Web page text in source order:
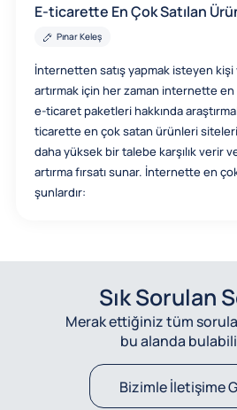
E-ticarette En Çok Satılan
Pınar Keleş
İnternetten satış yapmak isteyen kişi
artırmak için her zaman internette
e-ticaret paketleri hakkında
ticarette en çok satan ürünleri
daha yüksek bir talebe karşılık verir
artırma fırsatı sunar. İnternette en
şunlardır:
Sık Sorulan
Merak ettiğiniz tüm
bu alanda
Bizimle İletişime